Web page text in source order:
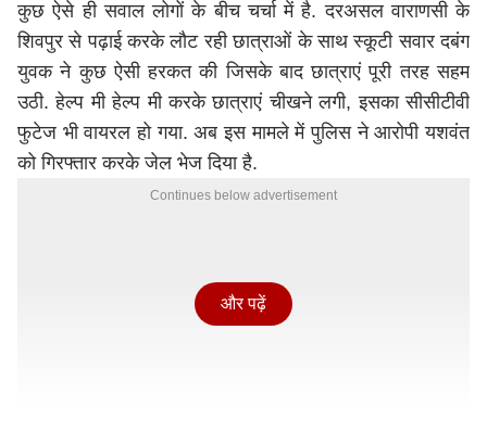
कुछ ऐसे ही सवाल लोगों के बीच चर्चा में है. दरअसल वाराणसी के
शिवपुर से पढ़ाई करके लौट रही छात्राओं के साथ स्कूटी सवार दबंग
युवक ने कुछ ऐसी हरकत की जिसके बाद छात्राएं पूरी तरह सहम
उठी. हेल्प मी हेल्प मी करके छात्राएं चीखने लगी, इसका सीसीटीवी
फुटेज भी वायरल हो गया. अब इस मामले में पुलिस ने आरोपी यशवंत
को गिरफ्तार करके जेल भेज दिया है.
Continues below advertisement
और पढ़ें